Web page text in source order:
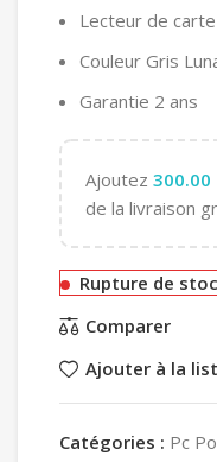
Lecteur de carte
Couleur Gris
Garantie 2 ans
Ajoutez 300.00
de la livraison
Rupture de
Comparer
Ajouter à la
Catégories : Pc